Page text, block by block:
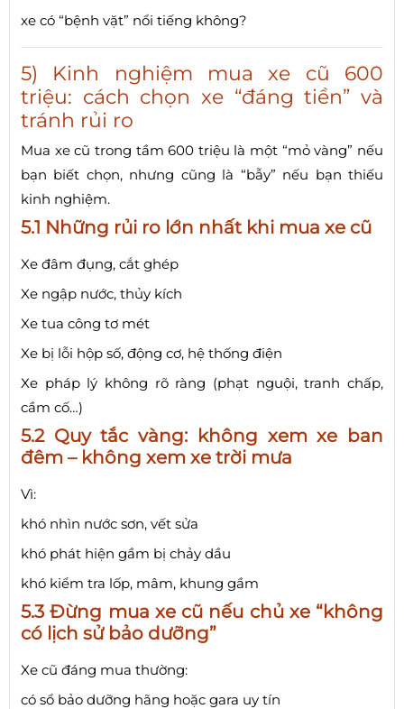
xe có “bệnh vặt” nổi tiếng không?
5) Kinh nghiệm mua xe cũ 600
triệu: cách chọn xe “đáng tiền” và
tránh rủi ro
Mua xe cũ trong tầm 600 triệu là một “mỏ vàng” nếu
bạn biết chọn, nhưng cũng là “bẫy” nếu bạn thiếu
kinh nghiệm.
5.1 Những rủi ro lớn nhất khi mua xe cũ
Xe đâm đụng, cắt ghép
Xe ngập nước, thủy kích
Xe tua công tơ mét
Xe bị lỗi hộp số, động cơ, hệ thống điện
Xe pháp lý không rõ ràng (phạt nguội, tranh chấp,
cầm cố…)
5.2 Quy tắc vàng: không xem xe ban
đêm – không xem xe trời mưa
Vì:
khó nhìn nước sơn, vết sửa
khó phát hiện gầm bị chảy dầu
khó kiểm tra lốp, mâm, khung gầm
5.3 Đừng mua xe cũ nếu chủ xe “không
có lịch sử bảo dưỡng”
Xe cũ đáng mua thường:
có sổ bảo dưỡng hãng hoặc gara uy tín